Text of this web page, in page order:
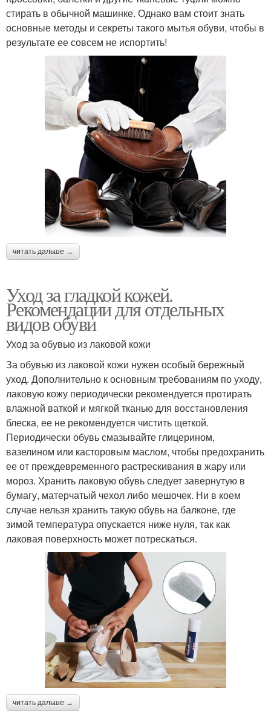
стирать в обычной машинке. Однако вам стоит знать
основные методы и секреты такого мытья обуви, чтобы в
результате ее совсем не испортить!
читать дальше →
Уход за гладкой кожей.
Рекомендации для отдельных
видов обуви
Уход за обувью из лаковой кожи
За обувью из лаковой кожи нужен особый бережный
уход. Дополнительно к основным требованиям по уходу,
лаковую кожу периодически рекомендуется протирать
влажной ваткой и мягкой тканью для восстановления
блеска, ее не рекомендуется чистить щеткой.
Периодически обувь смазывайте глицерином,
вазелином или касторовым маслом, чтобы предохранить
ее от преждевременного растрескивания в жару или
мороз. Хранить лаковую обувь следует завернутую в
бумагу, матерчатый чехол либо мешочек. Ни в коем
случае нельзя хранить такую обувь на балконе, где
зимой температура опускается ниже нуля, так как
лаковая поверхность может потрескаться.
читать дальше →